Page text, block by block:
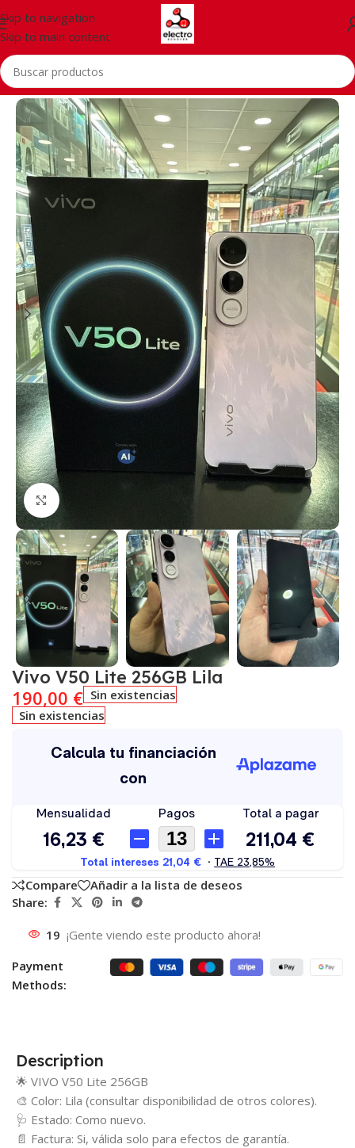
Skip to navigation
Skip to main content
Inicio/Telefonía
Click to enlarge
Vivo V50 Lite 256GB Lila
190,00 € Sin existencias
Sin existencias
Compare
Añadir a la lista de deseos
Share:
19 ¡Gente viendo este producto ahora!
Payment
Methods:
Description
🌟 VIVO V50 Lite 256GB
🎨 Color: Lila (consultar disponibilidad de otros colores).
🩺 Estado: Como nuevo.
📄 Factura: Si, válida solo para efectos de garantía.